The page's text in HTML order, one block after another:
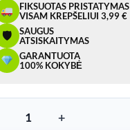
FIKSUOTAS PRISTATYMAS
VISAM KREPŠELIUI 3,99 €
🛡
SAUGUS
ATSISKAITYMAS
GARANTUOTA
100% KOKYBĖ
kiekis: Borto Spyna ZB-08